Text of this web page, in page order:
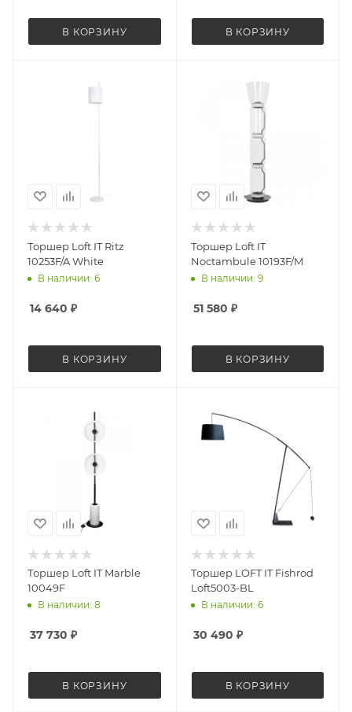
В КОРЗИНУ В КОРЗИНУ
Торшер Loft IT Ritz
10253F/A White
В наличии: 6
14 640 ₽
В КОРЗИНУ
Торшер Loft IT
Noctambule 10193F/M
В наличии: 9
51 580 ₽
В КОРЗИНУ
Торшер Loft IT Marble
10049F
В наличии: 8
37 730 ₽
В КОРЗИНУ
Торшер LOFT IT Fishrod
Loft5003-BL
В наличии: 6
30 490 ₽
В КОРЗИНУ